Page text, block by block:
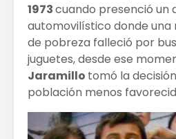
1973cuando presenció un
automovilístico donde una
de pobreza falleció por
juguetes, desde ese
Jaramillo tomó la
población menos